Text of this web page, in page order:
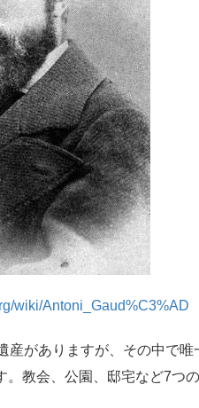
wiki/Antoni_Gaud%C3%AD
産がありますが、その中で
教会、公園、邸宅など7つ